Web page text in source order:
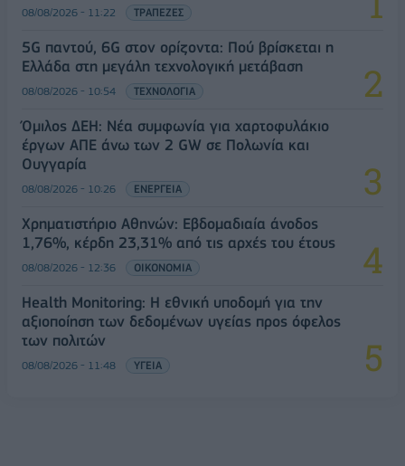
08/08/2026 - 11:22 ΤΡΑΠΕΖΕΣ
5G παντού, 6G στον ορίζοντα: Πού βρίσκεται η
Ελλάδα στη μεγάλη τεχνολογική μετάβαση
08/08/2026 - 10:54 ΤΕΧΝΟΛΟΓΙΑ
Όμιλος ΔΕΗ: Νέα συμφωνία για χαρτοφυλάκιο
έργων ΑΠΕ άνω των 2 GW σε Πολωνία και
Ουγγαρία
08/08/2026 - 10:26 ΕΝΕΡΓΕΙΑ
Χρηματιστήριο Αθηνών: Εβδομαδιαία άνοδος
1,76%, κέρδη 23,31% από τις αρχές του έτους
08/08/2026 - 12:36 ΟΙΚΟΝΟΜΙΑ
Health Monitoring: Η εθνική υποδομή για την
αξιοποίηση των δεδομένων υγείας προς όφελος
των πολιτών
08/08/2026 - 11:48 ΥΓΕΙΑ